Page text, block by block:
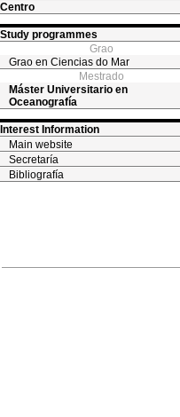
Centro
Study programmes
Grao
Grao en Ciencias do Mar
Mestrado
Máster Universitario en
Oceanografía
Interest Information
Main website
Secretaría
Bibliografía